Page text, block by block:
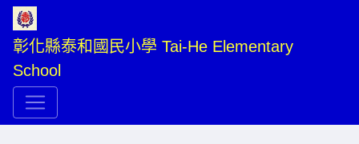
彰化縣泰和國民小學 Tai-He Elementary
School